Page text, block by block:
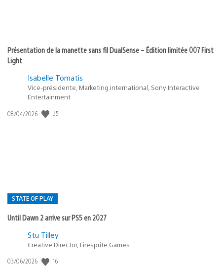
Présentation de la manette sans fil DualSense – Édition limitée 007 First
Light
Isabelle Tomatis
Vice-présidente, Marketing international, Sony Interactive
Entertainment
Date
08/04/2026 35
STATE OF PLAY
Until Dawn 2 arrive sur PS5 en 2027
Postée
:
Stu Tilley
Creative Director, Firesprite Games
Date
03/06/2026 16